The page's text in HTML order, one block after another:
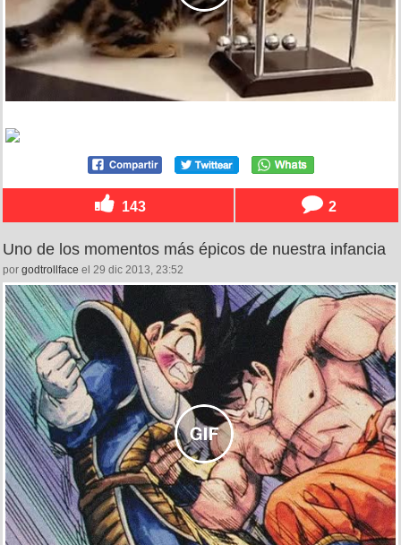
143 2
Uno de los momentos más épicos de nuestra infancia
por godtrollface el 29 dic 2013, 23:52